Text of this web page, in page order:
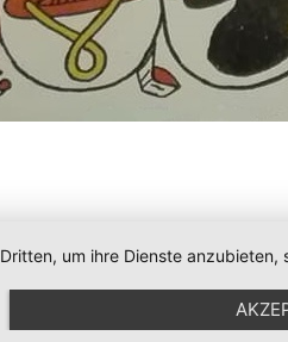
um ihre Dienste